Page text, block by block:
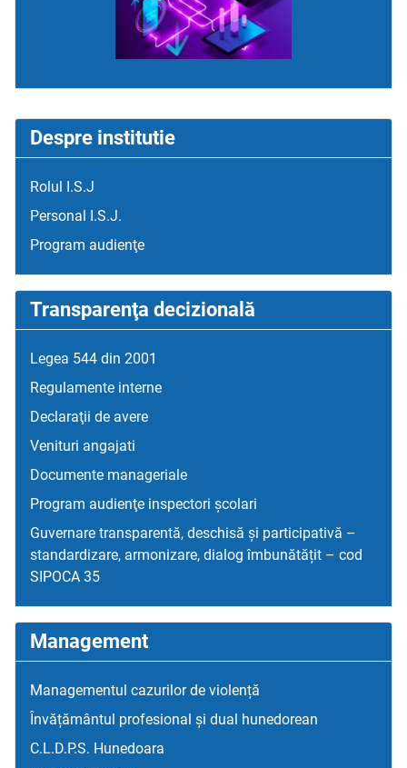
Despre institutie
Rolul I.S.J
Personal I.S.J.
Program audienţe
Transparenţa decizională
Legea 544 din 2001
Regulamente interne
Declaraţii de avere
Venituri angajati
Documente manageriale
Program audienţe inspectori școlari
Guvernare transparentă, deschisă și participativă –
standardizare, armonizare, dialog îmbunătățit – cod
SIPOCA 35
Management
Managementul cazurilor de violență
Învățământul profesional și dual hunedorean
C.L.D.P.S. Hunedoara